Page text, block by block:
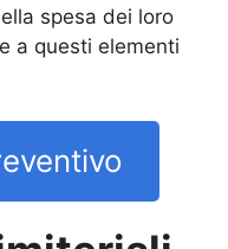
spesa dei loro
a questi elementi